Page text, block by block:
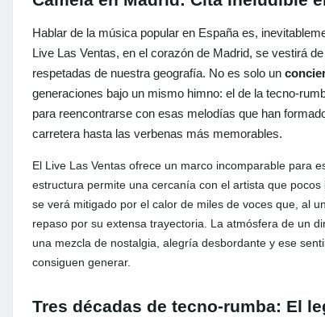
Hablar de la música popular en España es,
Live Las Ventas, en el corazón de Madrid, se vestirá
respetadas de nuestra geografía. No es solo un
generaciones bajo un mismo himno: el de la tecno-
para reencontrarse con esas melodías que han
carretera hasta las verbenas más memorables.
El Live Las Ventas ofrece un marco incomparable para
estructura permite una cercanía con el artista que
se verá mitigado por el calor de miles de voces que, al
repaso por su extensa trayectoria. La atmósfera de un
una mezcla de nostalgia, alegría desbordante y ese
consiguen generar.
Tres décadas de tecno-rumba: El